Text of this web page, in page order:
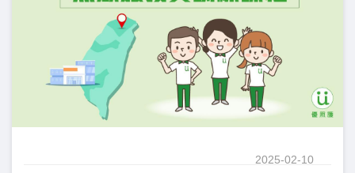
2025-02-10